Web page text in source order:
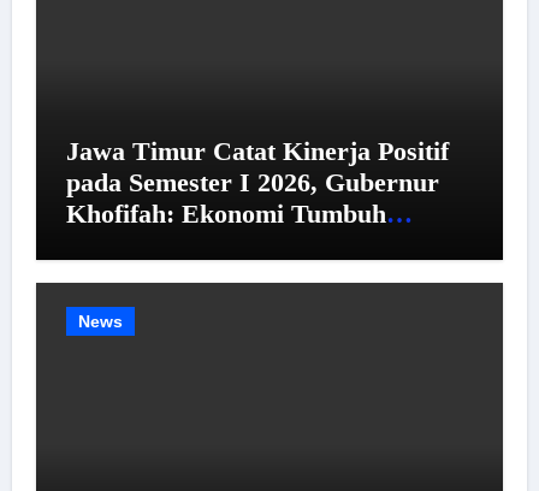
Jawa Timur Catat Kinerja Positif
pada Semester I 2026, Gubernur
Khofifah: Ekonomi Tumbuh
Kemiskinan dan Pengangguran
Menurun
News